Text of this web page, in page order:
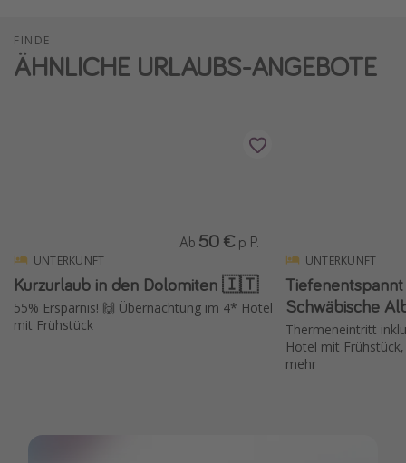
FINDE
ÄHNLICHE URLAUBS-ANGEBOTE
UNTERKUNFT
Kurzurlaub in den Dolomiten 🇮🇹
55% Ersparnis! 🙌 Übernachtung im 4* Hotel
mit Frühstück
Ab 50 € p. P.
UNTERKUNFT
Schwäbische
Thermeneintritt
Hotel mit
mehr